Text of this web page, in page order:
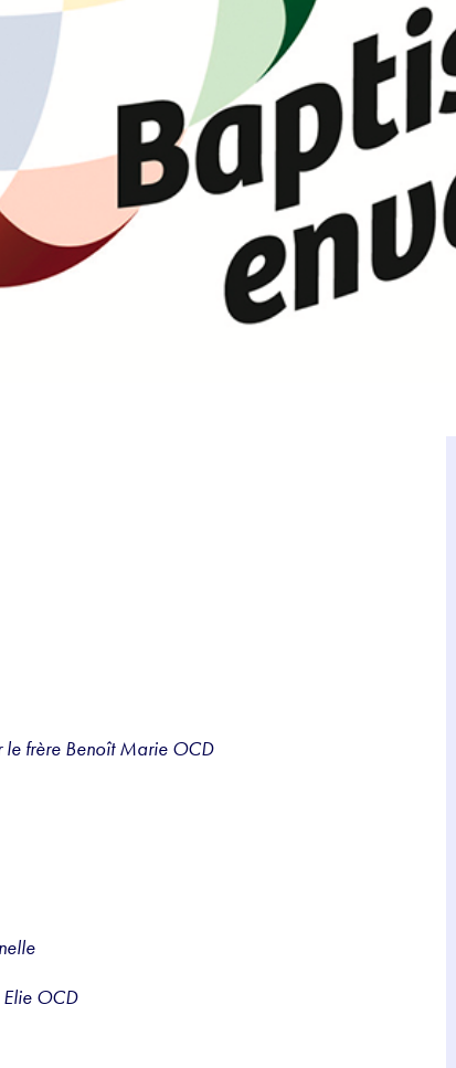
le frère Benoît Marie OCD
OCD